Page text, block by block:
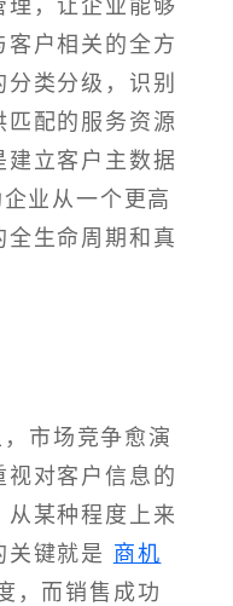
理，让企业能够
客户相关的全方
类分级，识别
配的服务资源
建立客户主数据
业从一个更高
全生命周期和真
市场竞争愈演
视对客户信息的
从某种程度上来
关键就是 商机
，而销售成功